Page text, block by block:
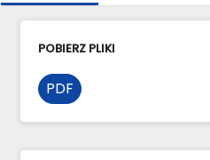
POBIERZ PLIKI
PDF